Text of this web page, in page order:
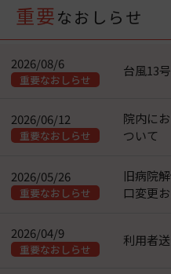
重要なおしらせ
2026/08/6
重要なおしらせ
台風13
2026/06/12
重要なおしらせ
院内に
ついて
2026/05/26
重要なおしらせ
旧病院
口変更
2026/04/9
重要なおしらせ
利用者